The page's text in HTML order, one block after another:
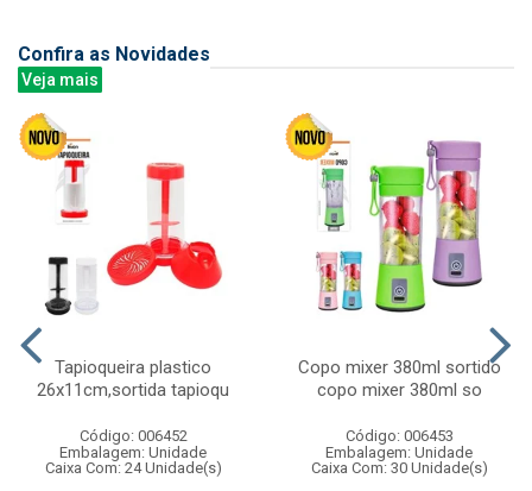
Confira as Novidades
Veja mais
Tapioqueira plastico
26x11cm,sortida tapioqu
Código: 006452
Embalagem: Unidade
Caixa Com: 24 Unidade(s)
Copo mixer 380ml sortido
copo mixer 380ml so
Código: 006453
Embalagem: Unidade
Caixa Com: 30 Unidade(s)